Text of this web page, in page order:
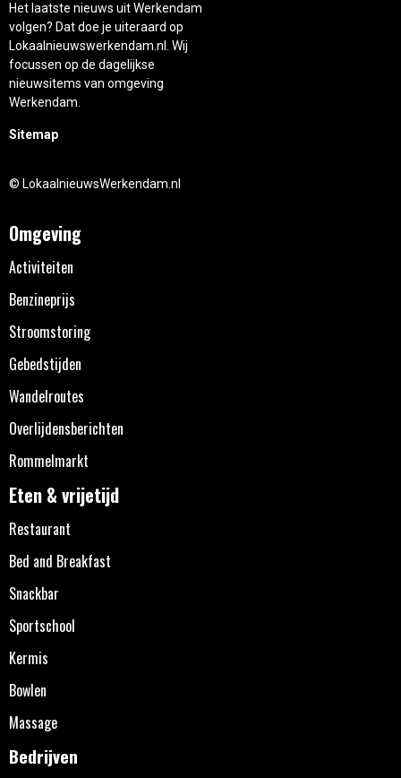
Het laatste nieuws uit Werkendam
volgen? Dat doe je uiteraard op
Lokaalnieuwswerkendam.nl. Wij
focussen op de dagelijkse
nieuwsitems van omgeving
Werkendam.
Sitemap
© LokaalnieuwsWerkendam.nl
Omgeving
Activiteiten
Benzineprijs
Stroomstoring
Gebedstijden
Wandelroutes
Overlijdensberichten
Rommelmarkt
Eten & vrijetijd
Restaurant
Bed and Breakfast
Snackbar
Sportschool
Kermis
Bowlen
Massage
Bedrijven